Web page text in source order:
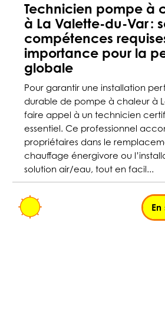
Technicien pompe à
à La Valette-du-Var :
compétences
importance pour la
globale
Pour garantir une installation
durable de pompe à chaleur à
faire appel à un technicien
essentiel. Ce professionnel
propriétaires dans le
chauffage énergivore ou
solution air/eau, tout en facil...